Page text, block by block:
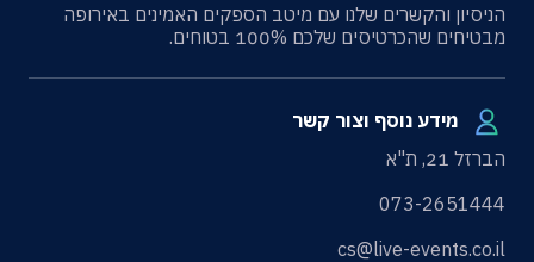
הניסיון והקשרים שלנו עם מיטב הספקים האמינים באירופה
מבטיחים שהכרטיסים שלכם 100% בטוחים.
מידע נוסף וצור קשר
הברזל 21, ת"א
073-2651444
cs@live-events.co.il